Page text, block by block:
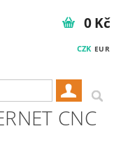
CZK EUR
0 Kč
CNC